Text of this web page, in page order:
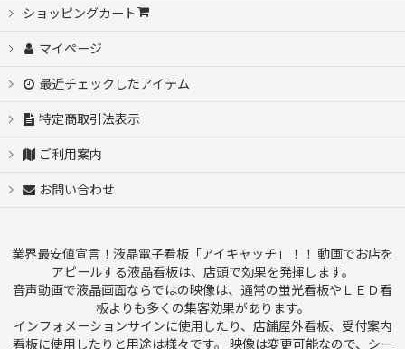
ショッピングカート
マイページ
最近チェックしたアイテム
特定商取引法表示
ご利用案内
お問い合わせ
業界最安値宣言！液晶電子看板「アイキャッチ」！！ 動画でお店を
アピールする液晶看板は、店頭で効果を発揮します。
音声動画で液晶画面ならではの映像は、通常の蛍光看板やＬＥＤ看
板よりも多くの集客効果があります。
インフォメーションサインに使用したり、店舗屋外看板、受付案内
看板に使用したりと用途は様々です。 映像は変更可能なので、シー